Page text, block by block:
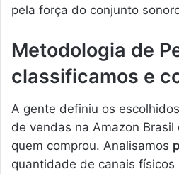
pela força do conjunto
Metodologia de
classificamos e
A gente definiu os
de vendas na Amazon
quem comprou. Analisamos
quantidade de canais